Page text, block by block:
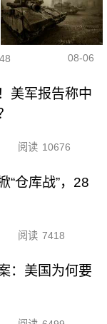
08-06
美军报告称中
阅读 10676
“仓库战”，28
阅读 7418
：美国为何要